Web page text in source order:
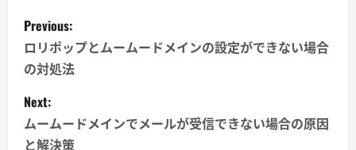
P
o
s
t
Previous:
ロリポップとムームードメインの設定ができない場合
の対処法
Next:
ムームードメインでメールが受信できない場合の原因
と解決策